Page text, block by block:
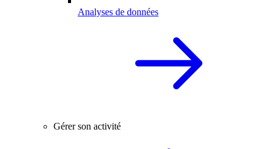
Analyses de données
Gérer son activité